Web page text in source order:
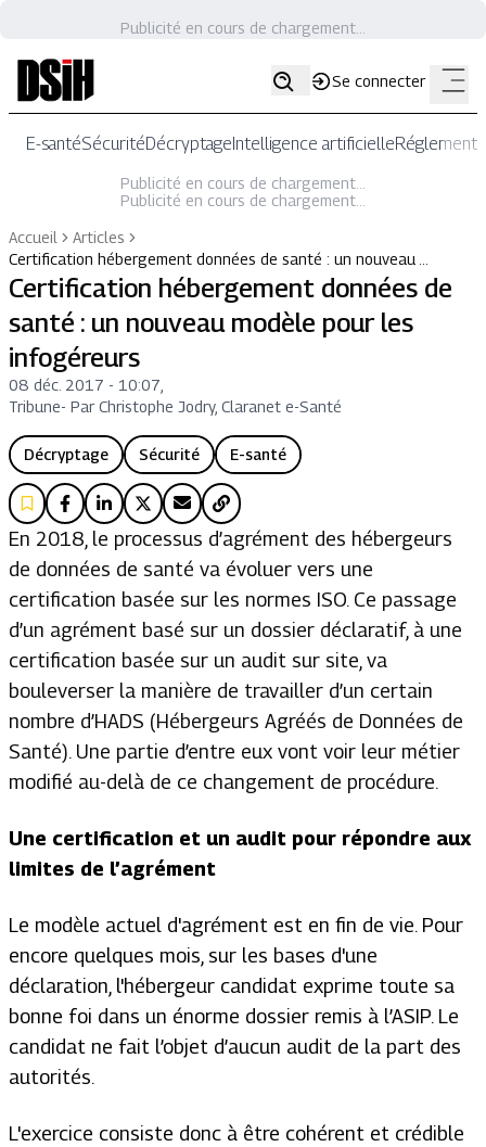
Publicité en cours de chargement...
Se connecter
E-santéSécuritéDécryptageIntelligence artificielle
Publicité en cours de chargement...
Publicité en cours de chargement...
Accueil
Articles
Certification hébergement données de santé : un nouveau …
Certification hébergement données de
santé : un nouveau modèle pour les
infogéreurs
08 déc. 2017 - 10:07
Tribune- Par Christophe Jodry, Claranet e-Santé
Décryptage Sécurité E-santé
En 2018, le processus d’agrément des hébergeurs
de données de santé va évoluer vers une
certification basée sur les normes ISO. Ce passage
d’un agrément basé sur un dossier déclaratif, à une
certification basée sur un audit sur site, va
bouleverser la manière de travailler d’un certain
nombre d’HADS (Hébergeurs Agréés de Données de
Santé). Une partie d’entre eux vont voir leur métier
modifié au-delà de ce changement de procédure.
Une certification et un audit pour répondre aux
limites de l’agrément
Le modèle actuel d'agrément est en fin de vie. Pour
encore quelques mois, sur les bases d'une
déclaration, l'hébergeur candidat exprime toute sa
bonne foi dans un énorme dossier remis à l’ASIP. Le
candidat ne fait l’objet d’aucun audit de la part des
autorités.
L'exercice consiste donc à être cohérent et crédible